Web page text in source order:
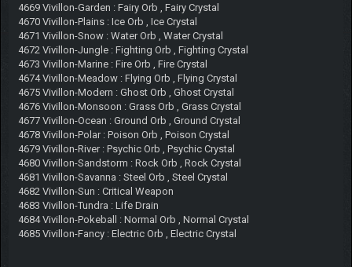
4669 Vivillon-Garden : Fairy Orb , Fairy Crystal
4670 Vivillon-Plains : Ice Orb , Ice Crystal
4671 Vivillon-Snow : Water Orb , Water Crystal
4672 Vivillon-Jungle : Fighting Orb , Fighting Crystal
4673 Vivillon-Marine : Fire Orb , Fire Crystal
4674 Vivillon-Meadow : Flying Orb , Flying Crystal
4675 Vivillon-Modern : Ghost Orb , Ghost Crystal
4676 Vivillon-Monsoon : Grass Orb , Grass Crystal
4677 Vivillon-Ocean : Ground Orb , Ground Crystal
4678 Vivillon-Polar : Poison Orb , Poison Crystal
4679 Vivillon-River : Psychic Orb , Psychic Crystal
4680 Vivillon-Sandstorm : Rock Orb , Rock Crystal
4681 Vivillon-Savanna : Steel Orb , Steel Crystal
4682 Vivillon-Sun : Critical Weapon
4683 Vivillon-Tundra : Life Drain
4684 Vivillon-Pokeball : Normal Orb , Normal Crystal
4685 Vivillon-Fancy : Electric Orb , Electric Crystal